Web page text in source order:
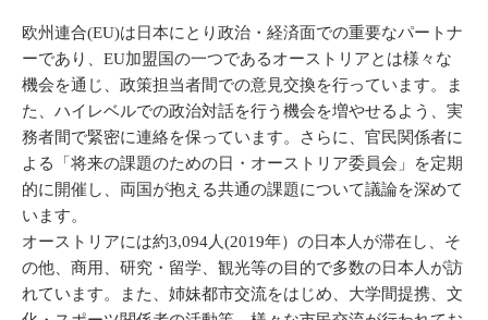
欧州連合(EU)は日本にとり政治・経済面での重要なパートナ
ーであり、EU加盟国の一つであるオーストリアとは様々な
機会を通じ、政策担当者間での意見交換を行っています。ま
た、ハイレベルでの政治対話を行う機会を増やせるよう、実
務者間で緊密に連絡を保っています。さらに、官民関係者に
よる「将来の課題のための日・オーストリア委員会」を定期
的に開催し、両国が抱える共通の課題について議論を深めて
います。
オーストリアには約3,094人(2019年）の日本人が滞在し、そ
の他、商用、研究・留学、観光等の目的で多数の日本人が訪
れています。また、姉妹都市交流をはじめ、大学間提携、文